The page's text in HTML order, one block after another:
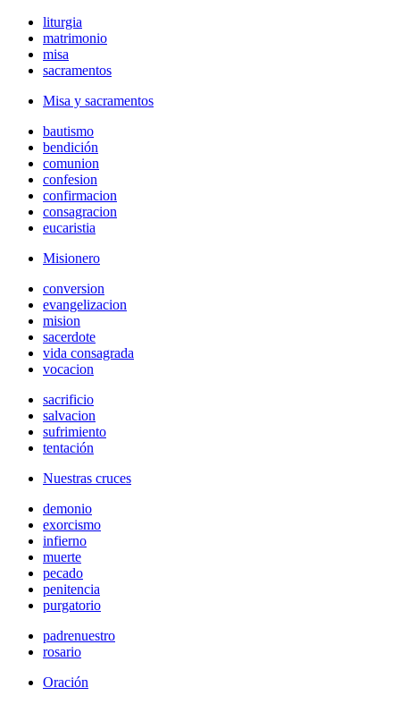
liturgia
matrimonio
misa
sacramentos
Misa y sacramentos
bautismo
bendición
comunion
confesion
confirmacion
consagracion
eucaristia
Misionero
conversion
evangelizacion
mision
sacerdote
vida consagrada
vocacion
sacrificio
salvacion
sufrimiento
tentación
Nuestras cruces
demonio
exorcismo
infierno
muerte
pecado
penitencia
purgatorio
padrenuestro
rosario
Oración